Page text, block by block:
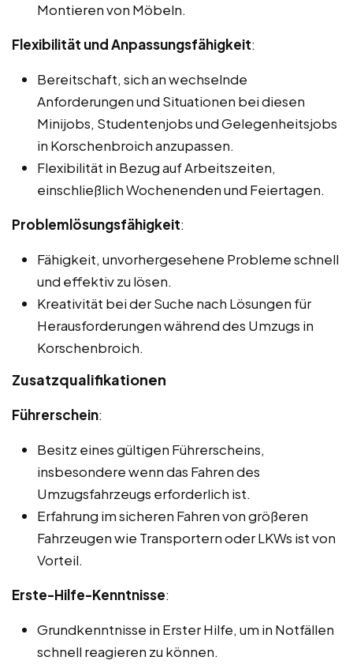
Montieren von Möbeln.
Flexibilität und Anpassungsfähigkeit:
Bereitschaft, sich an wechselnde
Anforderungen und Situationen bei diesen
Minijobs, Studentenjobs und Gelegenheitsjobs
in Korschenbroich anzupassen.
Flexibilität in Bezug auf Arbeitszeiten,
einschließlich Wochenenden und Feiertagen.
Problemlösungsfähigkeit:
Fähigkeit, unvorhergesehene Probleme schnell
und effektiv zu lösen.
Kreativität bei der Suche nach Lösungen für
Herausforderungen während des Umzugs in
Korschenbroich.
Zusatzqualifikationen
Führerschein:
Besitz eines gültigen Führerscheins,
insbesondere wenn das Fahren des
Umzugsfahrzeugs erforderlich ist.
Erfahrung im sicheren Fahren von größeren
Fahrzeugen wie Transportern oder LKWs ist von
Vorteil.
Erste-Hilfe-Kenntnisse:
Grundkenntnisse in Erster Hilfe, um in Notfällen
schnell reagieren zu können.